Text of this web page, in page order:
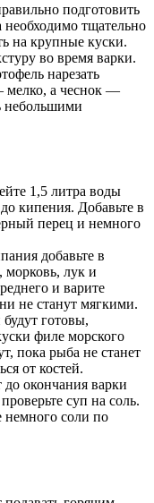
подготовить
тщательно
на крупные куски.
во время варки.
нарезать
мелко, а чеснок —
небольшими
1,5 литра воды
кипения. Добавьте в
перец и немного
добавьте в
морковь, лук и
и варите
не станут мягкими.
готовы,
филе морского
пока рыба не станет
от костей.
до окончания варки
суп на соль.
немного соли по